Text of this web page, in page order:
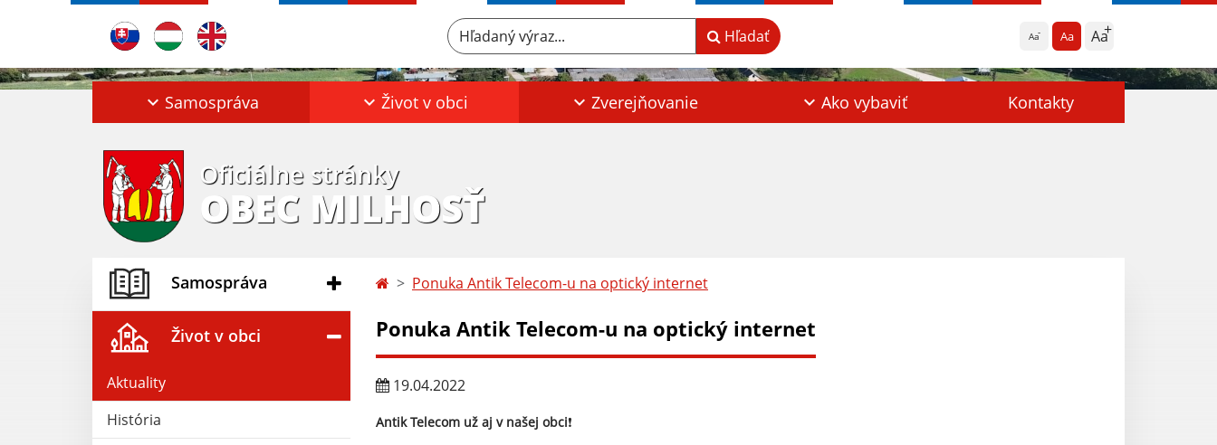
Aa Aa Aa
Hľadaný výraz... Hľadať
Samospráva Život v obci Zverejňovanie Ako vybaviť Kontakty
Oficiálne stránky
OBEC MILHOSŤ
Samospráva
Život v obci
Aktuality
História
Ponuka Antik Telecom-u na optický internet
Ponuka Antik Telecom-u na optický internet
19.04.2022
Antik Telecom už aj v našej obci❗